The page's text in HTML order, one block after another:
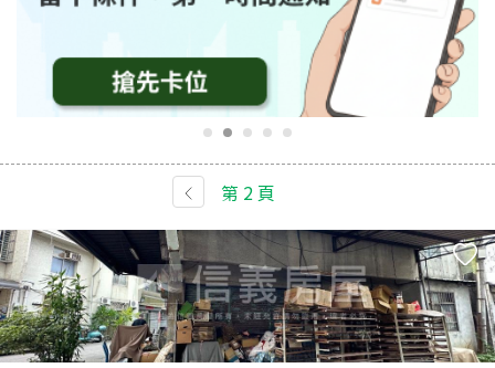
第 2頁